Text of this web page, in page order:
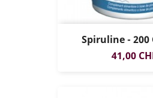
Spiruline - 200
Prix
41,00